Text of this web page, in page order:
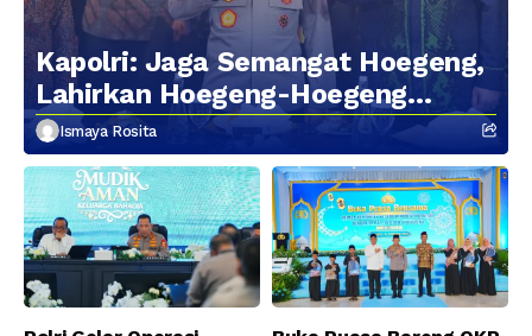
Kapolri: Jaga Semangat Hoegeng,
Lahirkan Hoegeng-Hoegeng
Berikutnya
Ismaya Rosita